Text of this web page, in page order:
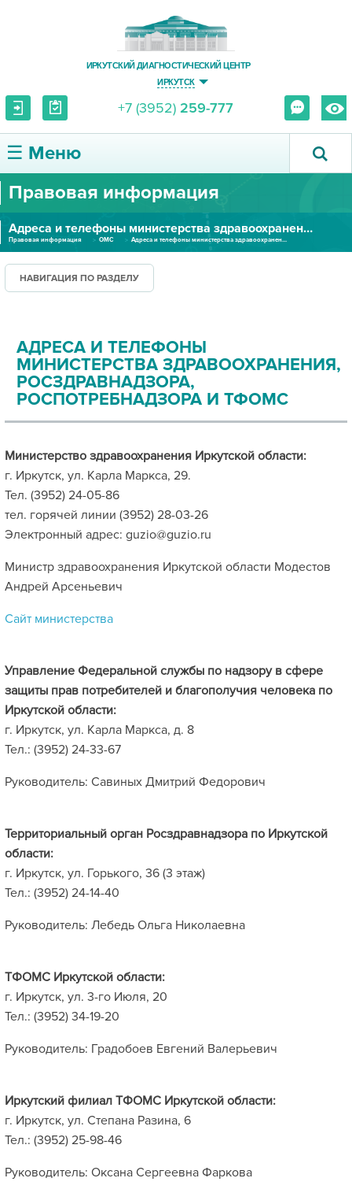
ИРКУТСКИЙ ДИАГНОСТИЧЕСКИЙ ЦЕНТР
ИРКУТСК
+7 (3952) 259-777
☰ Меню
О ЦЕНТРЕ
УСЛУГИ И ЦЕНЫ
ПАЦИЕНТУ
ПРАВОВАЯ ИНФОРМАЦИЯ
Правовая информация
Адреса и телефоны министерства здравоохранения ИО, Росздравнадзора, Роспотребнадзора и ТФОМС
Правовая информация ОМС Адреса и телефоны министерства здравоохранения ИО, Росздравнадзора, Роспотребнадзора и ТФОМС
НАВИГАЦИЯ ПО РАЗДЕЛУ
АДРЕСА И ТЕЛЕФОНЫ
МИНИСТЕРСТВА ЗДРАВООХРАНЕНИЯ,
РОСЗДРАВНАДЗОРА,
РОСПОТРЕБНАДЗОРА И ТФОМС
Министерство здравоохранения Иркутской области:
г. Иркутск, ул. Карла Маркса, 29.
Тел. (3952) 24-05-86
тел. горячей линии (3952) 28-03-26
Электронный адрес: guzio@guzio.ru
Министр здравоохранения Иркутской области Модестов
Андрей Арсеньевич
Сайт министерства
Управление Федеральной службы по надзору в сфере
защиты прав потребителей и благополучия человека по
Иркутской области:
г. Иркутск, ул. Карла Маркса, д. 8
Тел.: (3952) 24-33-67
Руководитель: Савиных Дмитрий Федорович
Территориальный орган Росздравнадзора по Иркутской
области:
г. Иркутск, ул. Горького, 36 (3 этаж)
Тел.: (3952) 24-14-40
Руководитель: Лебедь Ольга Николаевна
ТФОМС Иркутской области:
г. Иркутск, ул. 3-го Июля, 20
Тел.: (3952) 34-19-20
Руководитель: Градобоев Евгений Валерьевич
Иркутский филиал ТФОМС Иркутской области:
г. Иркутск, ул. Степана Разина, 6
Тел.: (3952) 25-98-46
Руководитель: Оксана Сергеевна Фаркова